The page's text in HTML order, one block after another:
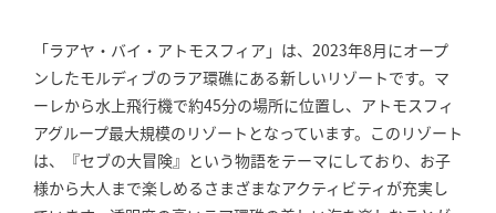
「ラアヤ・バイ・アトモスフィア」は、2023年8月にオープ
ンしたモルディブのラア環礁にある新しいリゾートです。マ
ーレから水上飛行機で約45分の場所に位置し、アトモスフィ
アグループ最大規模のリゾートとなっています。このリゾート
は、『セブの大冒険』という物語をテーマにしており、お子
様から大人まで楽しめるさまざまなアクティビティが充実し